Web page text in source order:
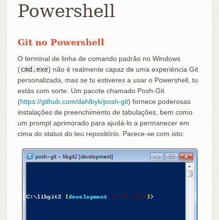
Powershell
Git no Powershell
O terminal de linha de comando padrão no Windows
(cmd.exe) não é realmente capaz de uma experiência Git
personalizada, mas se tu estiveres a usar o Powershell, tu
estás com sorte. Um pacote chamado Posh-Git
(https://github.com/dahlbyk/posh-git) fornece poderosas
instalações de preenchimento de tabulações, bem como
um prompt aprimorado para ajudá-lo a permanecer em
cima do status do teu repositório. Parece-se com isto: